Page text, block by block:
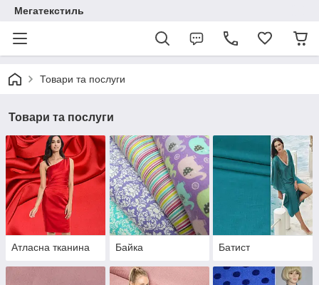
Мегатекстиль
Товари та послуги
Товари та послуги
Атласна тканина Байка Батист